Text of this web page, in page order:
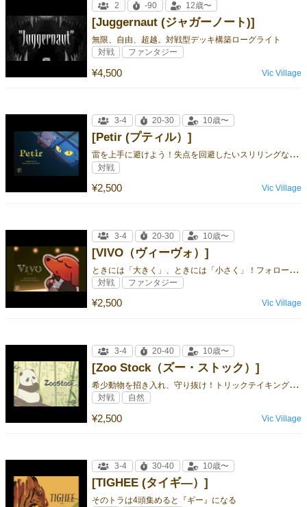
[Juggernaut (ジャガーノート)]
無限、自由、超越。対戦型デッキ構築ローグライト
¥4,500
2 -90 12歳〜
対戦 ファンタジー
Vic Village
[Petir (プティル）]
雷
を上手に避けよう！失点を回避したいスリリングなトリックテイキングゲーム！
¥2,500
3-4 20-30 10歳〜
対戦
Vic Village
[VIVO（ヴィーヴォ）]
と
きには「大きく」、ときには「小さく」！フォロー形式が変わるトリックテイキング！
¥2,500
3-4 20-30 10歳〜
対戦 ファンタジー
Vic Village
[Zoo Stock（ズー・ストック）]
希
少動物を招き入れ、守り抜け！トリックテイキングゲーム！
¥2,500
3-4 20-40 10歳〜
対戦 自然
Vic Village
[TIGHEE (タイギ―）]
そのトラは4頭集めると『ギー』になる
3-4 30-40 10歳〜